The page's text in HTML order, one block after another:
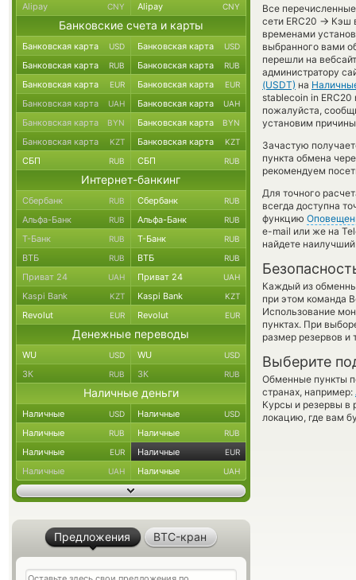
Все
сети ERC20 → Кэш
временами
выбранного вами
перешли на
администратору
(USDT) на
stablecoin in ERC20
пожалуйста,
установим
Зачастую
пункта обмена
рекомендуем
Для точного
всегда доступна
функцию
e-mail или же на
найдете
Каждый из
при этом команда
Использование
пунктах. При
размер резервов и
Выберите
Обменные пункты
странах, например:
Курсы и резервы в
локацию, где вам
Alipay CNY Alipay CNY
Банковские счета и карты
Банковская карта USD Банковская карта USD
Банковская карта RUB Банковская карта RUB
Банковская карта EUR Банковская карта EUR
Банковская карта UAH Банковская карта UAH
Банковская карта BYN Банковская карта BYN
Банковская карта KZT Банковская карта KZT
СБП RUB СБП RUB
Интернет-банкинг
Сбербанк RUB Сбербанк RUB
Альфа-Банк RUB Альфа-Банк RUB
Т-Банк RUB Т-Банк RUB
ВТБ RUB ВТБ RUB
Приват 24 UAH Приват 24 UAH
Kaspi Bank KZT Kaspi Bank KZT
Revolut EUR Revolut EUR
Денежные переводы
WU USD WU USD
ЗК RUB ЗК RUB
Наличные деньги
Наличные USD Наличные USD
Наличные RUB Наличные RUB
Наличные EUR Наличные EUR
Наличные UAH Наличные UAH
Предложения BTC-кран